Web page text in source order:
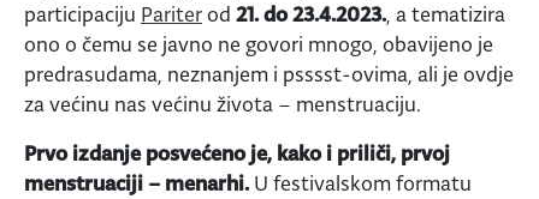
participaciju Pariterod 21. do 23.4.2023., a tematizira
ono o čemu se javno ne govori mnogo, obavijeno je
predrasudama, neznanjem i psssst-ovima, ali je ovdje
za većinu nas većinu života – menstruaciju.
Prvo izdanje posvećeno je, kako i priliči, prvoj
menstruaciji – menarhi.U festivalskom formatu